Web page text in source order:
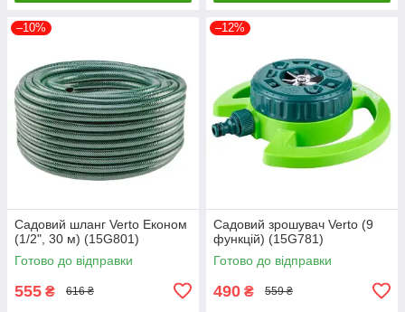
–10%
Садовий шланг Verto Економ
(1/2", 30 м) (15G801)
Готово до відправки
555 ₴ 616 ₴
–12%
Садовий зрошувач Verto (9
функцій) (15G781)
Готово до відправки
490 ₴ 559 ₴